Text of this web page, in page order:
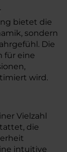
bietet die
sondern
Die
für eine
wird.
Vielzahl
die
intuitive